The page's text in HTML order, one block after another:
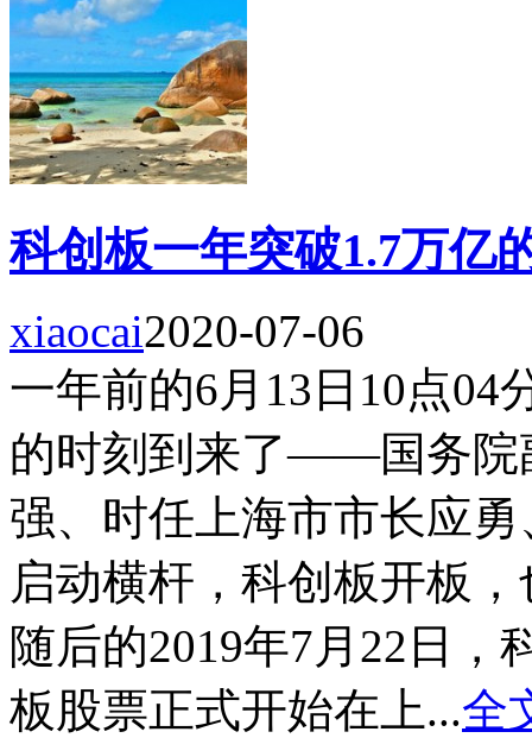
科创板一年突破1.7万亿
xiaocai2020-07-06
一年前的6月13日10点04
的时刻到来了——国务院
强、时任上海市市长应
启动横杆，科创板开板
随后的2019年7月22日，
板股票正式开始在上...全